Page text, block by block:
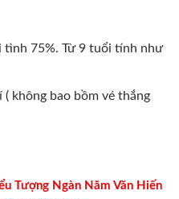
tình 75%. Từ 9 tuổi tính như
không bao bồm vé thắng
Tượng Ngàn Năm Văn Hiến